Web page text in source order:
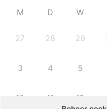
M D W
27 28 29
3 4 5
10 11 12